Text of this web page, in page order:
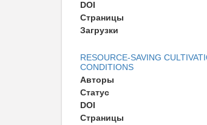
DOI
Страницы
Загрузки
RESOURCE-SAVING
CONDITIONS
Авторы
Статус
DOI
Страницы